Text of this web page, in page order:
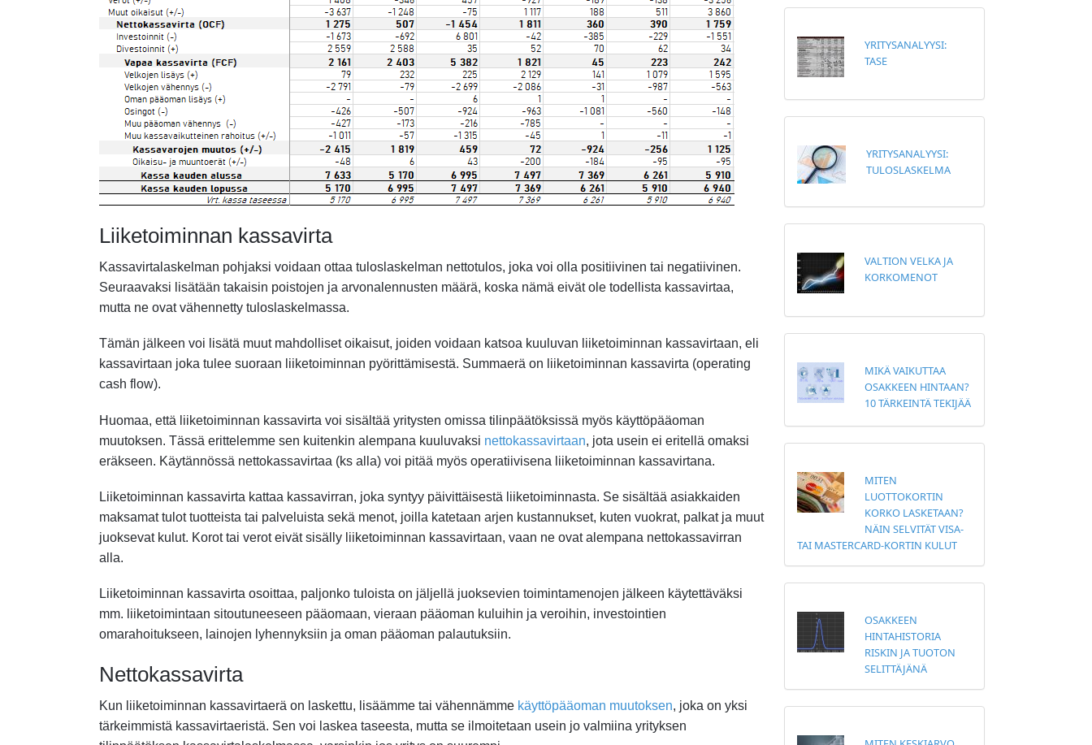
Liiketoiminnan kassavirta
Kassavirtalaskelman pohjaksi voidaan ottaa tuloslaskelman nettotulos, joka voi olla positiivinen tai negatiivinen.
Seuraavaksi lisätään takaisin poistojen ja arvonalennusten määrä, koska nämä eivät ole todellista kassavirtaa,
mutta ne ovat vähennetty tuloslaskelmassa.
Tämän jälkeen voi lisätä muut mahdolliset oikaisut, joiden voidaan katsoa kuuluvan liiketoiminnan kassavirtaan, eli
kassavirtaan joka tulee suoraan liiketoiminnan pyörittämisestä. Summaerä on liiketoiminnan kassavirta (operating
cash flow).
Huomaa, että liiketoiminnan kassavirta voi sisältää yritysten omissa tilinpäätöksissä myös käyttöpääoman
muutoksen. Tässä erittelemme sen kuitenkin alempana kuuluvaksi nettokassavirtaan, jota usein ei eritellä omaksi
eräkseen. Käytännössä nettokassavirtaa (ks alla) voi pitää myös operatiivisena liiketoiminnan kassavirtana.
Liiketoiminnan kassavirta kattaa kassavirran, joka syntyy päivittäisestä liiketoiminnasta. Se sisältää asiakkaiden
maksamat tulot tuotteista tai palveluista sekä menot, joilla katetaan arjen kustannukset, kuten vuokrat, palkat ja muut
juoksevat kulut. Korot tai verot eivät sisälly liiketoiminnan kassavirtaan, vaan ne ovat alempana nettokassavirran
alla.
Liiketoiminnan kassavirta osoittaa, paljonko tuloista on jäljellä juoksevien toimintamenojen jälkeen käytettäväksi
mm. liiketoimintaan sitoutuneeseen pääomaan, vieraan pääoman kuluihin ja veroihin, investointien
omarahoitukseen, lainojen lyhennyksiin ja oman pääoman palautuksiin.
Nettokassavirta
Kun liiketoiminnan kassavirtaerä on laskettu, lisäämme tai vähennämme käyttöpääoman muutoksen, joka on yksi
tärkeimmistä kassavirtaeristä. Sen voi laskea taseesta, mutta se ilmoitetaan usein jo valmiina yrityksen
YRITYSANALYYSI:
TASE
YRITYSANALYYSI:
TULOSLASKELMA
VALTION VELKA JA
KORKOMENOT
MIKÄ VAIKUTTAA
OSAKKEEN HINTAAN?
10 TÄRKEINTÄ TEKIJÄÄ
MITEN
LUOTTOKORTIN
KORKO LASKETAAN?
NÄIN SELVITÄT VISA-
TAI MASTERCARD-KORTIN KULUT
OSAKKEEN
HINTAHISTORIA
RISKIN JA TUOTON
SELITTÄJÄNÄ